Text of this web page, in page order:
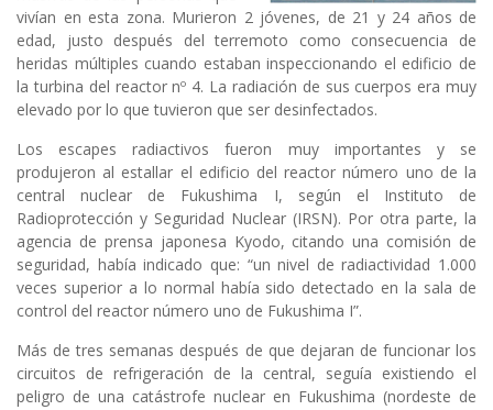
vivían en esta zona. Murieron 2 jóvenes, de 21 y 24 años de
edad, justo después del terremoto como consecuencia de
heridas múltiples cuando estaban inspeccionando el edificio de
la turbina del reactor nº 4. La radiación de sus cuerpos era muy
elevado por lo que tuvieron que ser desinfectados.
Los escapes radiactivos fueron muy importantes y se
produjeron al estallar el edificio del reactor número uno de la
central nuclear de Fukushima I, según el Instituto de
Radioprotección y Seguridad Nuclear (IRSN). Por otra parte, la
agencia de prensa japonesa Kyodo, citando una comisión de
seguridad, había indicado que: “un nivel de radiactividad 1.000
veces superior a lo normal había sido detectado en la sala de
control del reactor número uno de Fukushima I”.
Más de tres semanas después de que dejaran de funcionar los
circuitos de refrigeración de la central, seguía existiendo el
peligro de una catástrofe nuclear en Fukushima (nordeste de